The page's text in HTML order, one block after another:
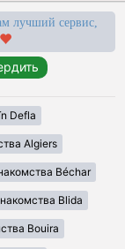
лучший сервис,
Defla
Algiers
Béchar
Blida
Bouira